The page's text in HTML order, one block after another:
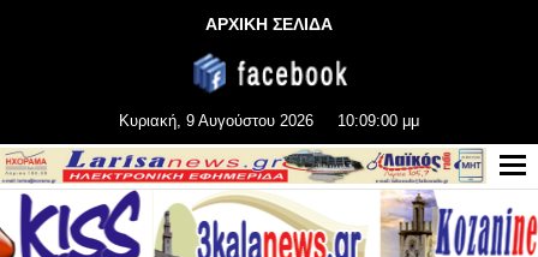
ΑΡΧΙΚΗ ΣΕΛΙΔΑ
Κυριακή, 9 Αυγούστου 2026 10:09:00 μμ